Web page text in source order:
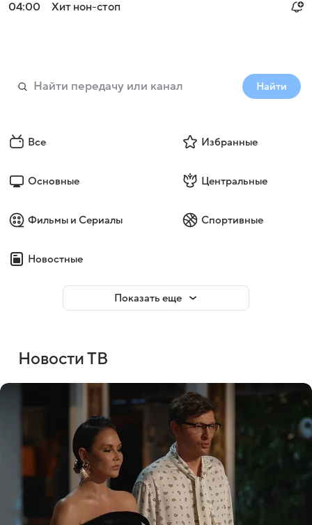
04:00
Хит нон-стоп
Найти
Все Избранные
Основные Центральные
Фильмы и Сериалы Спортивные
Новостные
Показать еще
Новости ТВ